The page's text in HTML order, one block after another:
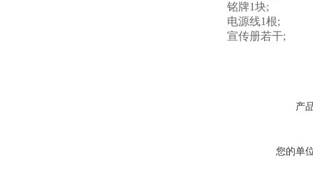
铭牌1块;
电源线1根;
宣传册若干;
产
您的单